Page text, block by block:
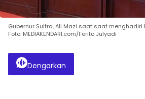
Gubernur Sultra, Ali Mazi saat saat menghadiri
Foto: MEDIAKENDARI.com/Ferito Julyadi
Dengarkan